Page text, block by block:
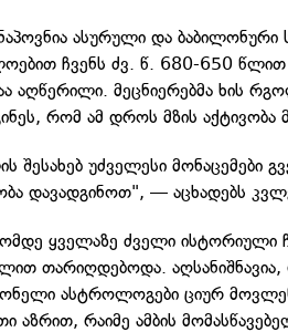
ნაპოვნია ასურული და
ჩვენს ძვ. წ. 680-650
აღწერილი. მეცნიერებმა ხის
რომ ამ დროს მზის აქტივობა
შესახებ უძველესი მონაცემები
დავადგინოთ", — აცხადებს
ყველაზე ძველი ისტორიული
თარიღდებოდა.
ასტროლოგები ციურ
აზრით, რაიმე ამბის